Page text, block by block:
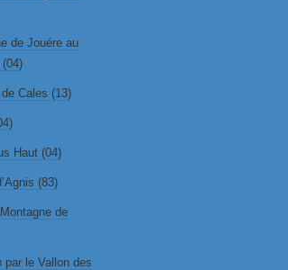
de Jouére au
Cales (13)
Haut (04)
(83)
de
par le Vallon des